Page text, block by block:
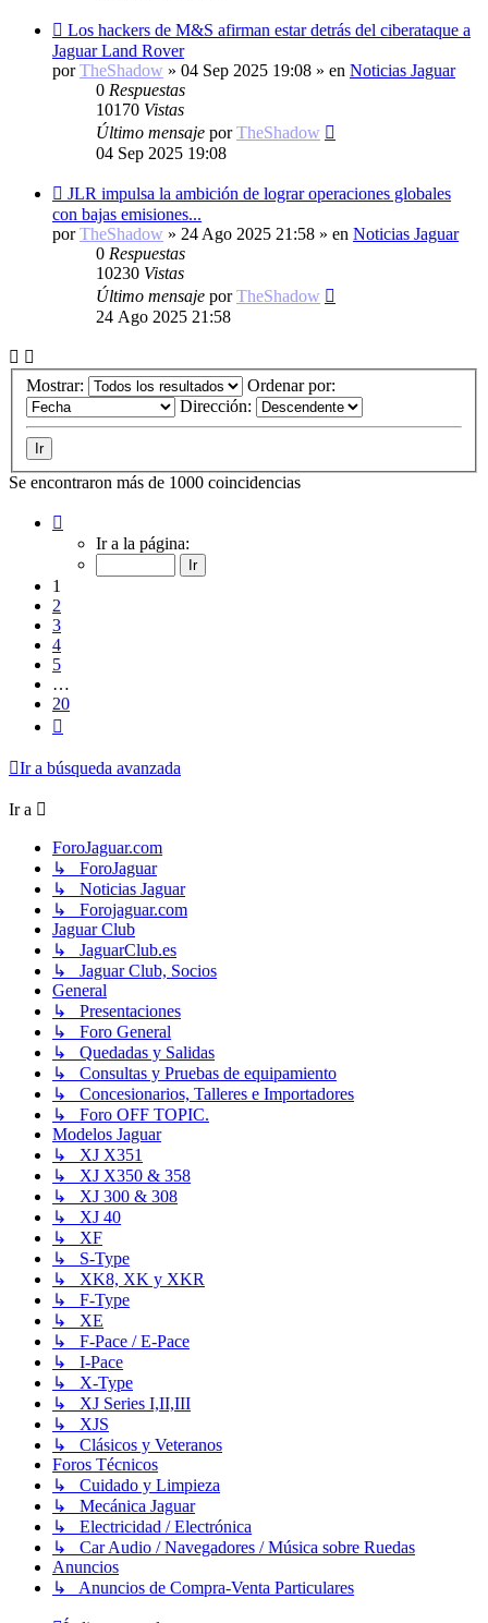
Nuevo
mensaje
Los hackers de M&S afirman estar detrás del ciberataque a
Jaguar Land Rover
porTheShadow » 04 Sep 2025 19:08 » en Noticias Jaguar
0 Respuestas
10170 Vistas
Último mensaje porTheShadow
04 Sep 2025 19:08
Nuevo
mensaje
JLR impulsa la ambición de lograr operaciones globales
con bajas emisiones...
porTheShadow » 24 Ago 2025 21:58 » en Noticias Jaguar
0 Respuestas
10230 Vistas
Último mensaje porTheShadow
24 Ago 2025 21:58
Mostrar:
Ordenar por:
Dirección:
Se encontraron más de 1000 coincidencias
Ir a la página:
1
2
3
4
5
…
20
Ir a búsqueda avanzada
Ir a
ForoJaguar.com
↳ ForoJaguar
↳ Noticias Jaguar
↳ Forojaguar.com
Jaguar Club
↳ JaguarClub.es
↳ Jaguar Club, Socios
General
↳ Presentaciones
↳ Foro General
↳ Quedadas y Salidas
↳ Consultas y Pruebas de equipamiento
↳ Concesionarios, Talleres e Importadores
↳ Foro OFF TOPIC.
Modelos Jaguar
↳ XJ X351
↳ XJ X350 & 358
↳ XJ 300 & 308
↳ XJ 40
↳ XF
↳ S-Type
↳ XK8, XK y XKR
↳ F-Type
↳ XE
↳ F-Pace / E-Pace
↳ I-Pace
↳ X-Type
↳ XJ Series I,II,III
↳ XJS
↳ Clásicos y Veteranos
Foros Técnicos
↳ Cuidado y Limpieza
↳ Mecánica Jaguar
↳ Electricidad / Electrónica
↳ Car Audio / Navegadores / Música sobre Ruedas
Anuncios
↳ Anuncios de Compra-Venta Particulares